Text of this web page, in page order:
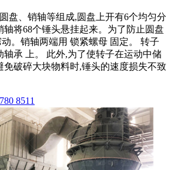
盘、销轴等组成,圆盘上开有6个均匀分
轴将68个锤头悬挂起来。为了防止圆盘
。销轴两端用 锁紧螺母 固定。 转子
轴承 上。 此外,为了使转子在运动中储
免破碎大块物料时,锤头的速度损失不致
8511